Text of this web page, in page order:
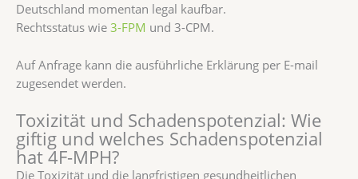
Deutschland momentan legal kaufbar.
Rechtsstatus wie 3-FPM und 3-CPM.
Auf Anfrage kann die ausführliche Erklärung per E-mail
zugesendet werden.
Toxizität und Schadenspotenzial: Wie
giftig und welches Schadenspotenzial
hat 4F-MPH?
Die Toxizität und die langfristigen gesundheitlichen